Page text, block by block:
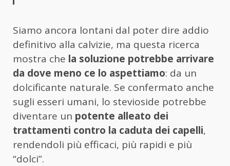
Siamo ancora lontani dal poter dire addio
definitivo alla calvizie, ma questa ricerca
mostra che la soluzione potrebbe arrivare
da dove meno ce lo aspettiamo: da un
dolcificante naturale. Se confermato anche
sugli esseri umani, lo stevioside potrebbe
diventare un potente alleato dei
trattamenti contro la caduta dei capelli,
rendendoli più efficaci, più rapidi e più
“dolci”.